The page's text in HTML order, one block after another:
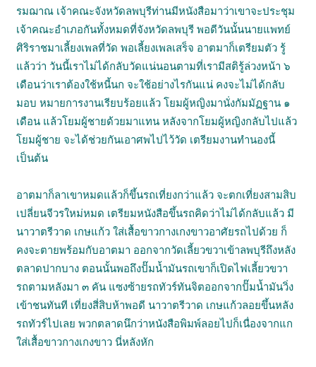
รมฌาณ เจ้าคณะจังหวัดลพบุรีท่านมีหนังสือมาว่าเขาจะประชุม
เจ้าคณะอำเภอกันทั้งหมดที่จังหวัดลพบุรี พอดีวันนั้นนายแพทย์
ศิริราชมาเลี้ยงเพลที่วัด พอเลี้ยงเพลเสร็จ อาตมาก็เตรียมตัว รู้
แล้วว่า วันนี้เราไม่ได้กลับวัดแน่นอนตามที่เรามีสติรู้ล่วงหน้า ๖
เดือนว่าเราต้องใช้หนี้นก จะใช้อย่างไรกันแน่ คงจะไม่ได้กลับ
มอบ หมายการงานเรียบร้อยแล้ว โยมผู้หญิงมานั่งกัมมัฏฐาน ๑
เดือน แล้วโยมผู้ชายด้วยมาแทน หลังจากโยมผู้หญิงกลับไปแล้ว
โยมผู้ชาย จะได้ช่วยกันเอาศพไปไว้วัด เตรียมงานทำนองนี้
เป็นต้น
อาตมาก็ลาเขาหมดแล้วก็ขึ้นรถเที่ยงกว่าแล้ว จะตกเที่ยงสามสิบ
เปลี่ยนจีวรใหม่หมด เตรียมหนังสือขึ้นรถคิดว่าไม่ได้กลับแล้ว มี
นาวาตรีวาด เกษแก้ว ใส่เสื้อขาวกางเกงขาวอาศัยรถไปด้วย ก็
คงจะตายพร้อมกับอาตมา ออกจากวัดเลี้ยวขวาเข้าลพบุรีถึงหลัง
ตลาดปากบาง ตอนนั้นพอถึงปั๊มน้ำมันรถเขาก็เปิดไฟเลี้ยวขวา
รถตามหลังมา ๓ คัน แซงซ้ายรถทัวร์ทันจิตออกจากปั๊มน้ำมันวิ่ง
เข้าชนทันที เที่ยงสี่สิบห้าพอดี นาวาตรีวาด เกษแก้วลอยขึ้นหลัง
รถทัวร์ไปเลย พวกตลาดนึกว่าหนังสือพิมพ์ลอยไปก็เนื่องจากแก
ใส่เสื้อขาวกางเกงขาว นี่หลังหัก